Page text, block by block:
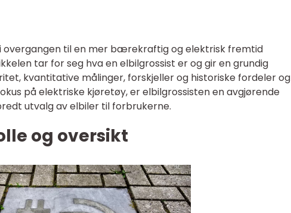
overgangen til en mer bærekraftig og elektrisk fremtid
tar for seg hva en elbilgrossist er og gir en grundig
kvantitative målinger, forskjeller og historiske fordeler og
på elektriske kjøretøy, er elbilgrossisten en avgjørende
utvalg av elbiler til forbrukerne.
og oversikt